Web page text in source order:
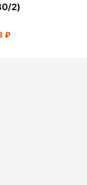
2)
₽